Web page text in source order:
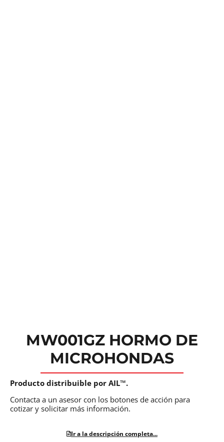
MW001GZ HORMO DE
MICROHONDAS
Producto distribuible por AIL™.
Contacta a un asesor con los botones de acción para
cotizar y solicitar más información.
Ir a la descripción completa...